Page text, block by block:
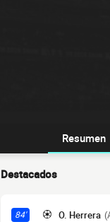
Resumen
Destacados
84' O. Herrera